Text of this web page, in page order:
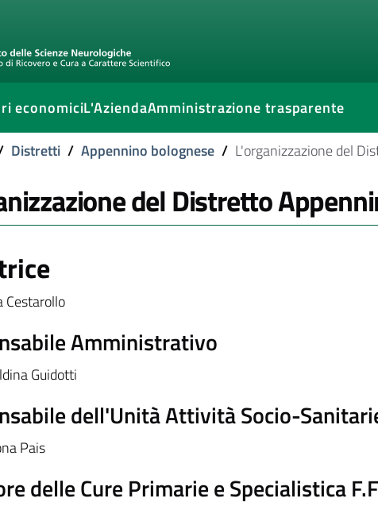
economiciL'AziendaAmministrazione trasparente
Distretti / Appennino bolognese / L'organizzazione del
del Distretto
Cestarollo
Amministrativo
Guidotti
dell'Unità Attività Socio-
Pais
delle Cure Primarie e Specialistica